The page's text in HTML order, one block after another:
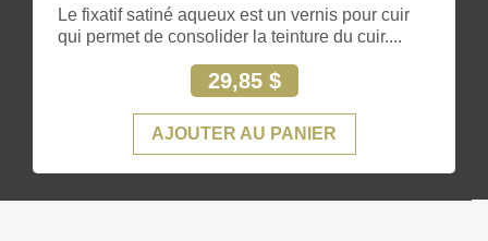
Le fixatif satiné aqueux est un vernis pour cuir
qui permet de consolider la teinture du cuir....
29,85 $
AJOUTER AU PANIER